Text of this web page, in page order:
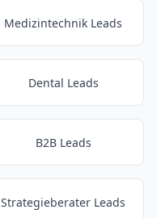
Medizintechnik Leads
Dental Leads
B2B Leads
Strategieberater Leads